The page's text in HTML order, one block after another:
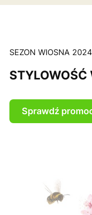
SEZON WIOSNA 2024
Sprawdź